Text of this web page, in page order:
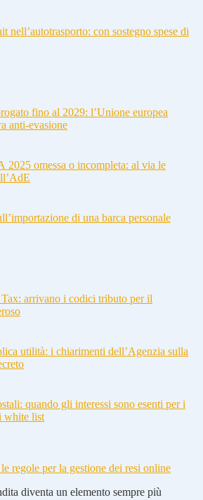
nell’autotrasporto: con sostegno spese di
fino al 2029: l’Unione europea
anti-evasione
2025 omessa o incompleta: al via le
di una barca personale
arrivano i codici tributo per il
utilità: i chiarimenti dell’Agenzia sulla
quando gli interessi sono esenti per i
white list
regole per la gestione dei resi online
diventa un elemento sempre più